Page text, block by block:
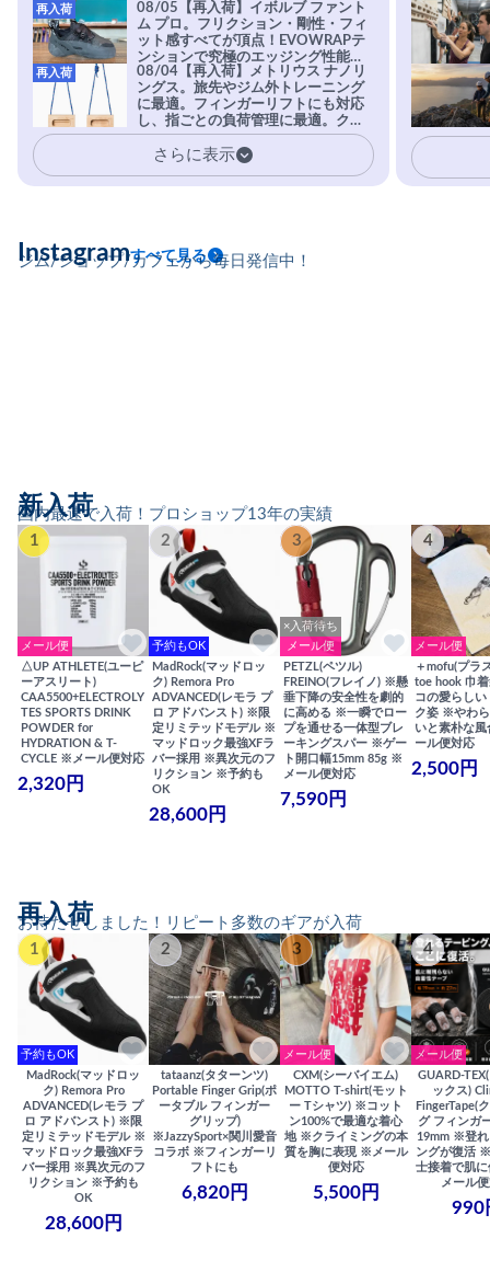
08/05【再入荷】イボルブ ファント
ム プロ。フリクション・剛性・フィ
ット感すべてが頂点！EVOWRAPテ
ンションで究極のエッジング性能を
実現。進化系ラバーEvo-74はTRAX
を凌駕する粘着力で極小ホールドに
安心感。
再入荷
08/04【再入荷】メトリウス ナノリ
ングス。旅先やジム外トレーニング
に最適。フィンガーリフトにも対応
し、指ごとの負荷管理に最適。クラ
イマーの指を本気で鍛えるギア。
再入荷
さらに表示
ジム/ショップ/カフェから毎日発信中！
Instagramすべて見る
国内最速で入荷！プロショップ13年の実績
新入荷
1
メール便
△UP ATHLETE(ユーピ
ーアスリート)
CAA5500+ELECTROLY
TES SPORTS DRINK
POWDER for
HYDRATION & T-
CYCLE ※メール便対応
2,320円
2
予約もOK
MadRock(マッドロッ
ク) Remora Pro
ADVANCED(レモラ プ
ロ アドバンスト) ※限
定リミテッドモデル ※
マッドロック最強XFラ
バー採用 ※異次元のフ
リクション ※予約も
OK
28,600円
3
×入荷待ち
メール便
PETZL(ペツル)
FREINO(フレイノ) ※懸
垂下降の安全性を劇的
に高める ※一瞬でロー
プを通せる一体型ブレ
ーキングスパー ※ゲー
ト開口幅15mm 85g ※
メール便対応
7,590円
4
メール便
＋mofu(プラ
toe hook 巾
コの愛らしい
ク姿 ※やわ
いと素朴な
ール便対応
2,500円
お待たせしました！リピート多数のギアが入荷
再入荷
1
予約もOK
MadRock(マッドロッ
ク) Remora Pro
ADVANCED(レモラ プ
ロ アドバンスト) ※限
定リミテッドモデル ※
マッドロック最強XFラ
バー採用 ※異次元のフ
リクション ※予約も
OK
28,600円
2
tataanz(タターンツ)
Portable Finger Grip(ポ
ータブル フィンガー
グリップ)
※JazzySport×関川愛音
コラボ ※フィンガーリ
フトにも
6,820円
3
メール便
CXM(シーバイエム)
MOTTO T-shirt(モット
ー Tシャツ) ※コット
ン100%で最適な着心
地 ※クライミングの本
質を胸に表現 ※メール
便対応
5,500円
4
メール便
GUARD-
ックス)
FingerTape(
グ フィンガ
19mm ※登れ
ングが復活
士接着で肌
メール
990